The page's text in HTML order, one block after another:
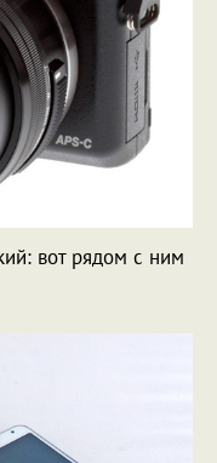
вот рядом с ним